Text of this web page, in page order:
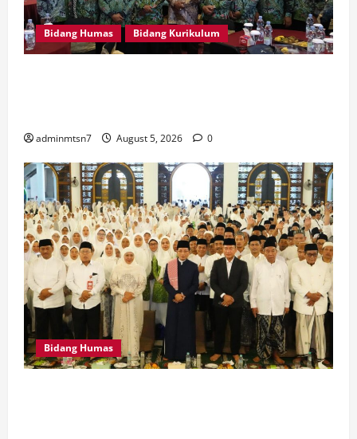
Bidang Humas Bidang Kurikulum
adminmtsn7 August 5, 2026 0
Bidang Humas